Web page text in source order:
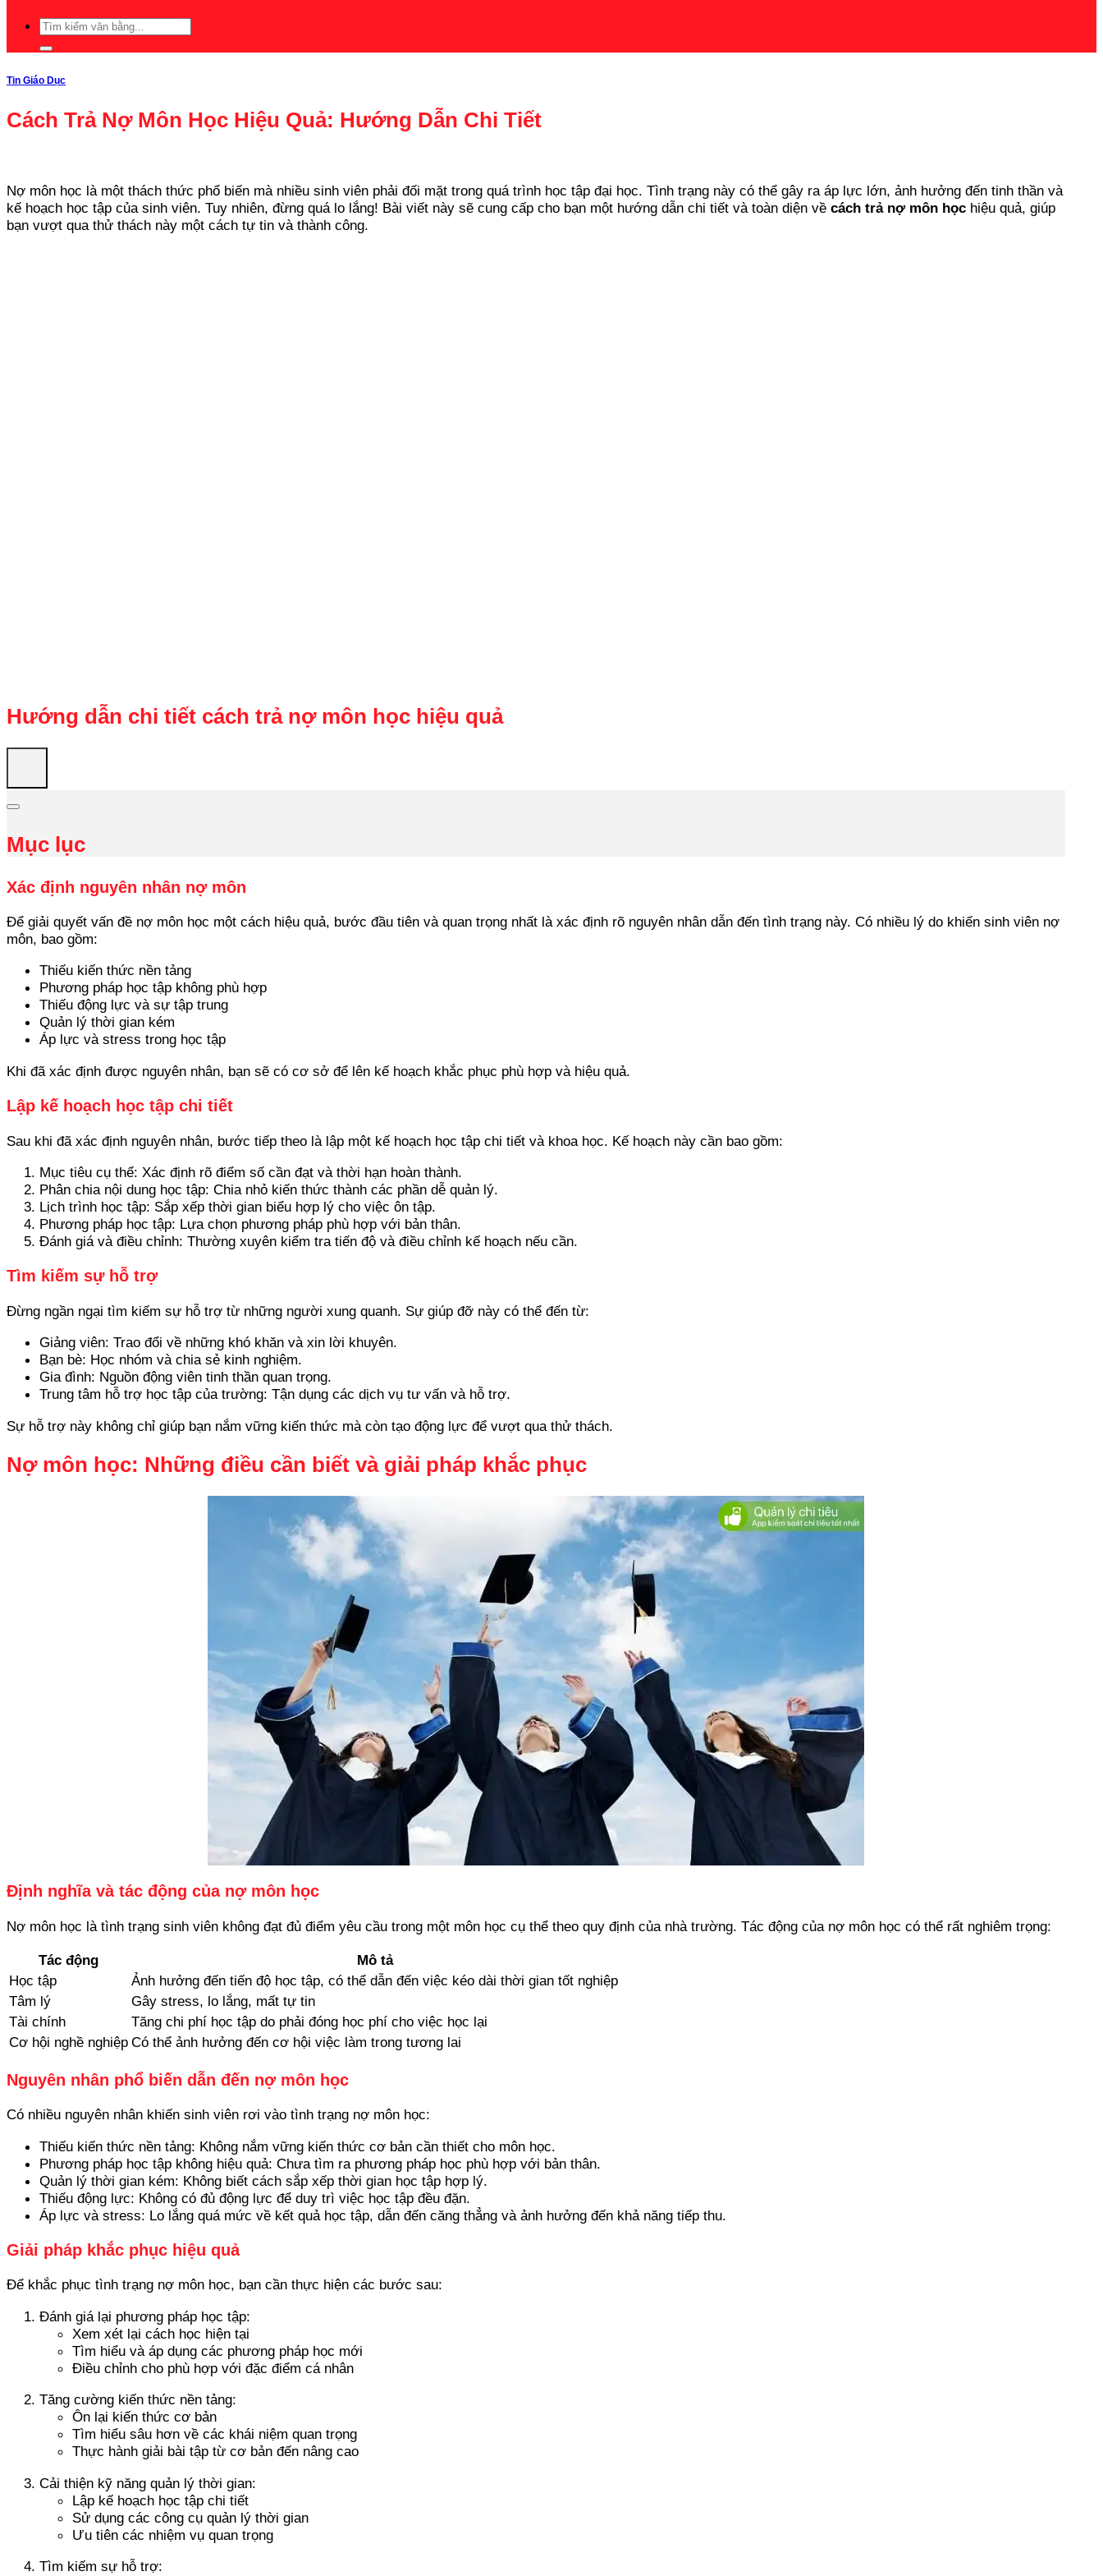
Tin Giáo Dục
Cách Trả Nợ Môn Học Hiệu Quả: Hướng Dẫn Chi Tiết
Nợ môn học là một thách thức phổ biến mà nhiều sinh viên phải đối mặt trong quá trình học tập đại học. Tình trạng này có thể gây ra áp lực lớn, ảnh hưởng đến tinh thần và
kế hoạch học tập của sinh viên. Tuy nhiên, đừng quá lo lắng! Bài viết này sẽ cung cấp cho bạn một hướng dẫn chi tiết và toàn diện về cách trả nợ môn học hiệu quả, giúp
bạn vượt qua thử thách này một cách tự tin và thành công.
Hướng dẫn chi tiết cách trả nợ môn học hiệu quả
Mục lục
Xác định nguyên nhân nợ môn
Để giải quyết vấn đề nợ môn học một cách hiệu quả, bước đầu tiên và quan trọng nhất là xác định rõ nguyên nhân dẫn đến tình trạng này. Có nhiều lý do khiến sinh viên nợ
môn, bao gồm:
Thiếu kiến thức nền tảng
Phương pháp học tập không phù hợp
Thiếu động lực và sự tập trung
Quản lý thời gian kém
Áp lực và stress trong học tập
Khi đã xác định được nguyên nhân, bạn sẽ có cơ sở để lên kế hoạch khắc phục phù hợp và hiệu quả.
Lập kế hoạch học tập chi tiết
Sau khi đã xác định nguyên nhân, bước tiếp theo là lập một kế hoạch học tập chi tiết và khoa học. Kế hoạch này cần bao gồm:
Mục tiêu cụ thể: Xác định rõ điểm số cần đạt và thời hạn hoàn thành.
Phân chia nội dung học tập: Chia nhỏ kiến thức thành các phần dễ quản lý.
Lịch trình học tập: Sắp xếp thời gian biểu hợp lý cho việc ôn tập.
Phương pháp học tập: Lựa chọn phương pháp phù hợp với bản thân.
Đánh giá và điều chỉnh: Thường xuyên kiểm tra tiến độ và điều chỉnh kế hoạch nếu cần.
Tìm kiếm sự hỗ trợ
Đừng ngần ngại tìm kiếm sự hỗ trợ từ những người xung quanh. Sự giúp đỡ này có thể đến từ:
Giảng viên: Trao đổi về những khó khăn và xin lời khuyên.
Bạn bè: Học nhóm và chia sẻ kinh nghiệm.
Gia đình: Nguồn động viên tinh thần quan trọng.
Trung tâm hỗ trợ học tập của trường: Tận dụng các dịch vụ tư vấn và hỗ trợ.
Sự hỗ trợ này không chỉ giúp bạn nắm vững kiến thức mà còn tạo động lực để vượt qua thử thách.
Nợ môn học: Những điều cần biết và giải pháp khắc phục
Định nghĩa và tác động của nợ môn học
Nợ môn học là tình trạng sinh viên không đạt đủ điểm yêu cầu trong một môn học cụ thể theo quy định của nhà trường. Tác động của nợ môn học có thể rất nghiêm trọng:
Tác động
Mô tả
Học tập
Ảnh hưởng đến tiến độ học tập, có thể dẫn đến việc kéo dài thời gian tốt nghiệp
Tâm lý
Gây stress, lo lắng, mất tự tin
Tài chính
Tăng chi phí học tập do phải đóng học phí cho việc học lại
Cơ hội nghề nghiệp Có thể ảnh hưởng đến cơ hội việc làm trong tương lai
Nguyên nhân phổ biến dẫn đến nợ môn học
Có nhiều nguyên nhân khiến sinh viên rơi vào tình trạng nợ môn học:
Thiếu kiến thức nền tảng: Không nắm vững kiến thức cơ bản cần thiết cho môn học.
Phương pháp học tập không hiệu quả: Chưa tìm ra phương pháp học phù hợp với bản thân.
Quản lý thời gian kém: Không biết cách sắp xếp thời gian học tập hợp lý.
Thiếu động lực: Không có đủ động lực để duy trì việc học tập đều đặn.
Áp lực và stress: Lo lắng quá mức về kết quả học tập, dẫn đến căng thẳng và ảnh hưởng đến khả năng tiếp thu.
Giải pháp khắc phục hiệu quả
Để khắc phục tình trạng nợ môn học, bạn cần thực hiện các bước sau:
Đánh giá lại phương pháp học tập:
Xem xét lại cách học hiện tại
Tìm hiểu và áp dụng các phương pháp học mới
Điều chỉnh cho phù hợp với đặc điểm cá nhân
Tăng cường kiến thức nền tảng:
Ôn lại kiến thức cơ bản
Tìm hiểu sâu hơn về các khái niệm quan trọng
Thực hành giải bài tập từ cơ bản đến nâng cao
Cải thiện kỹ năng quản lý thời gian:
Lập kế hoạch học tập chi tiết
Sử dụng các công cụ quản lý thời gian
Ưu tiên các nhiệm vụ quan trọng
Tìm kiếm sự hỗ trợ: